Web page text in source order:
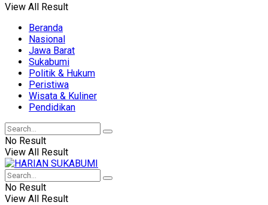
View All Result
Beranda
Nasional
Jawa Barat
Sukabumi
Politik & Hukum
Peristiwa
Wisata & Kuliner
Pendidikan
No Result
View All Result
No Result
View All Result